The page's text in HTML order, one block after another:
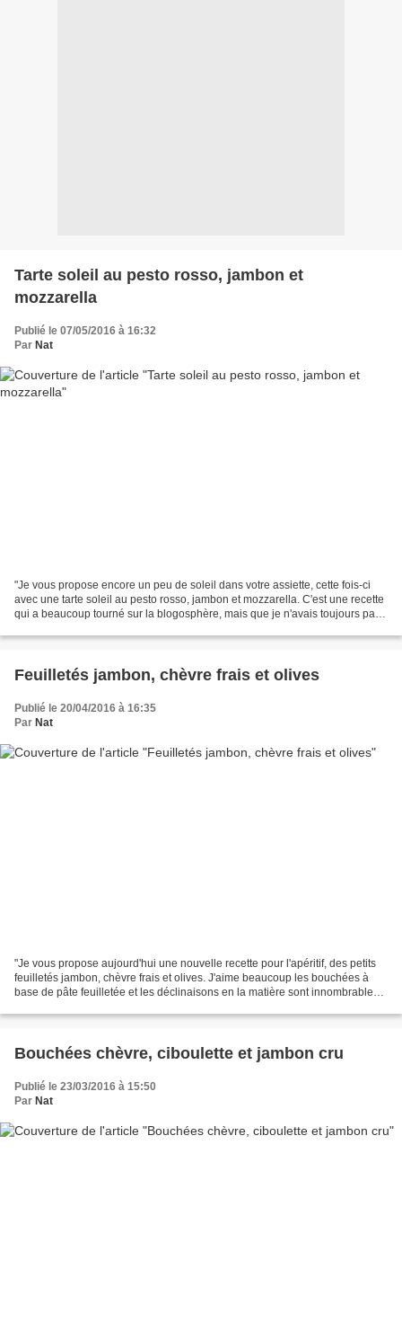
Tarte soleil au pesto rosso, jambon et
mozzarella
Publié le 07/05/2016 à 16:32
Par Nat
"Je vous propose encore un peu de soleil dans votre assiette, cette fois-ci
avec une tarte soleil au pesto rosso, jambon et mozzarella. C'est une recette
qui a beaucoup tourné sur la blogosphère, mais que je n'avais toujours pas
Feuilletés jambon, chèvre frais et olives
Publié le 20/04/2016 à 16:35
Par Nat
"Je vous propose aujourd'hui une nouvelle recette pour l'apéritif, des petits
feuilletés jambon, chèvre frais et olives. J'aime beaucoup les bouchées à
base de pâte feuilletée et les déclinaisons en la matière sont innombrables.
Bouchées chèvre, ciboulette et jambon cru
Publié le 23/03/2016 à 15:50
Par Nat